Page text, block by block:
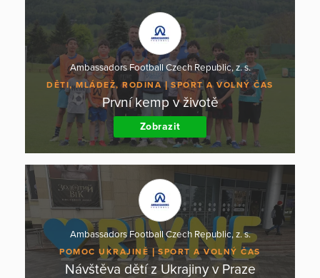
Ambassadors Football Czech Republic, z. s.
DĚTI, MLÁDEŽ, RODINA SPORT A VOLNÝ ČAS
První kemp v životě
Zobrazit
Ambassadors Football Czech Republic, z. s.
POMOC UKRAJINĚ SPORT A VOLNÝ ČAS
Návštěva dětí z Ukrajiny v Praze